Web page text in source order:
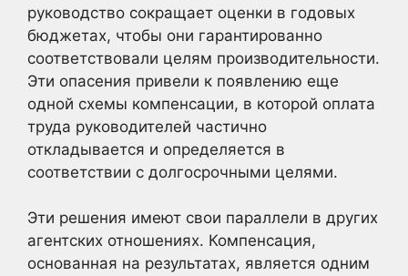
руководство сокращает оценки в годовых
бюджетах, чтобы они гарантированно
соответствовали целям производительности.
Эти опасения привели к появлению еще
одной схемы компенсации, в которой оплата
труда руководителей частично
откладывается и определяется в
соответствии с долгосрочными целями.
Эти решения имеют свои параллели в других
агентских отношениях. Компенсация,
основанная на результатах, является одним